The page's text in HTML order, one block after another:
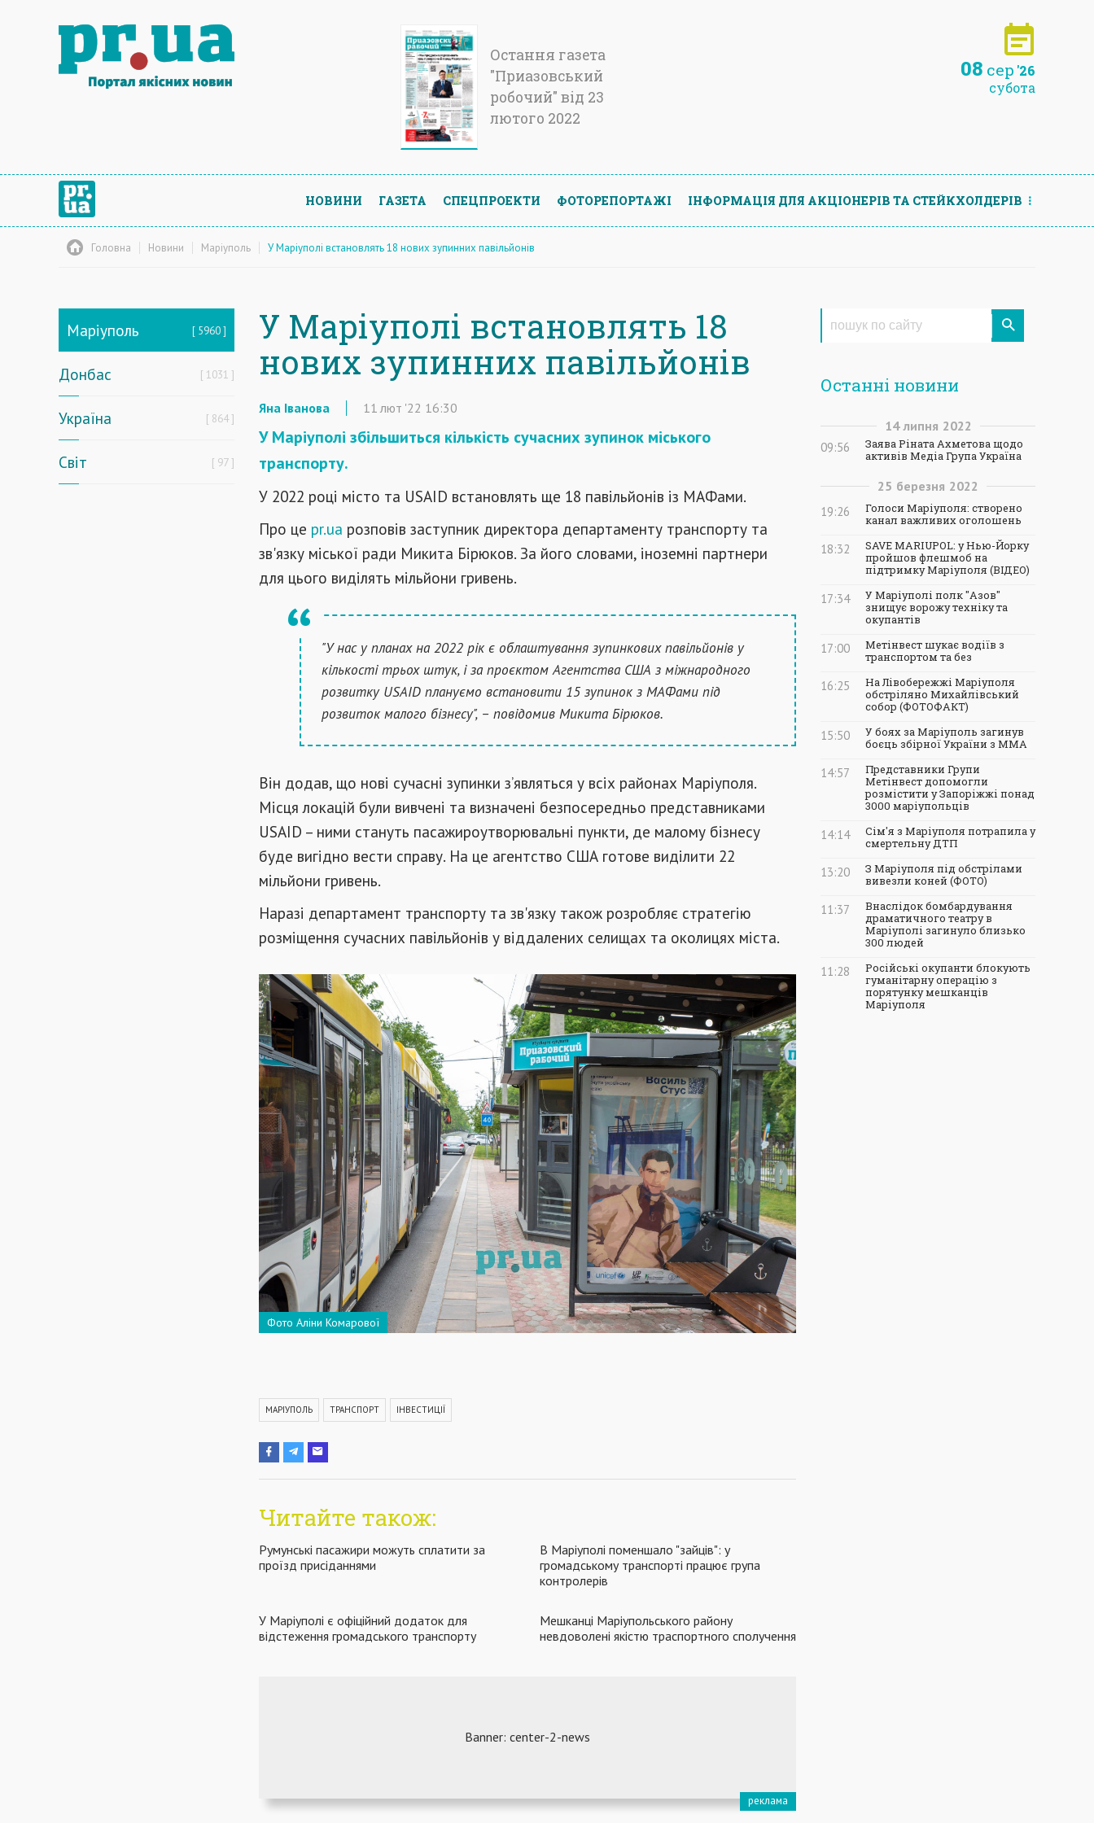
Остання газета
"Приазовський
робочий" від 23
лютого 2022
08 сер '26
субота
НОВИНИ ГАЗЕТА СПЕЦПРОЕКТИ ФОТОРЕПОРТАЖІ ІНФОРМАЦIЯ ДЛЯ АКЦIОНЕРIВ ТА СТЕЙКХОЛДЕРIВ
Головна Новини Маріуполь У Маріуполі встановлять 18 нових зупинних павільйонів
Маріуполь 5960
Донбас 1031
Україна 864
Світ 97
У Маріуполі встановлять 18
нових зупинних павільйонів
Яна Іванова 11 лют '22 16:30
У Маріуполі збільшиться кількість сучасних зупинок міського
транспорту.
У 2022 році місто та USAID встановлять ще 18 павільйонів із МАФами.
Про це pr.ua розповів заступник директора департаменту транспорту та
зв'язку міської ради Микита Бірюков. За його словами, іноземні партнери
для цього виділять мільйони гривень.
"У нас у планах на 2022 рік є облаштування зупинкових павільйонів у
кількості трьох штук, і за проєктом Агентства США з міжнародного
розвитку USAID плануємо встановити 15 зупинок з МАФами під
розвиток малого бізнесу", – повідомив Микита Бірюков.
Він додав, що нові сучасні зупинки з’являться у всіх районах Маріуполя.
Місця локацій були вивчені та визначені безпосередньо представниками
USAID – ними стануть пасажироутворювальні пункти, де малому бізнесу
буде вигідно вести справу. На це агентство США готове виділити 22
мільйони гривень.
Наразі департамент транспорту та зв'язку також розробляє стратегію
розміщення сучасних павільйонів у віддалених селищах та околицях міста.
Фото Аліни Комарової
МАРІУПОЛЬ ТРАНСПОРТ ІНВЕСТИЦІЇ
Читайте також:
Румунські пасажири можуть сплатити за
проїзд присіданнями
В Маріуполі поменшало "зайців": у
громадському транспорті працює група
контролерів
У Маріуполі є офіційний додаток для
відстеження громадського транспорту
Мешканці Маріупольського району
невдоволені якістю траспортного сполучення
Останні новини
14 липня 2022
09:56
Заява Ріната Ахметова щодо
активів Медіа Група Україна
25 березня 2022
19:26
Голоси Маріуполя: створено
канал важливих оголошень
18:32
SAVE MARIUPOL: у Нью-Йорку
пройшов флешмоб на
підтримку Маріуполя (ВІДЕО)
17:34
У Маріуполі полк "Азов"
знищує ворожу техніку та
окупантів
17:00
Метінвест шукає водіїв з
транспортом та без
16:25
На Лівобережжі Маріуполя
обстріляно Михайлівський
собор (ФОТОФАКТ)
15:50
У боях за Маріуполь загинув
боєць збірної України з ММА
14:57
Представники Групи
Метінвест допомогли
розмістити у Запоріжжі понад
3000 маріупольців
14:14
Сім'я з Маріуполя потрапила у
смертельну ДТП
13:20
З Маріуполя під обстрілами
вивезли коней (ФОТО)
11:37
Внаслідок бомбардування
драматичного театру в
Маріуполі загинуло близько
300 людей
11:28
Російські окупанти блокують
гуманітарну операцію з
порятунку мешканців
Маріуполя